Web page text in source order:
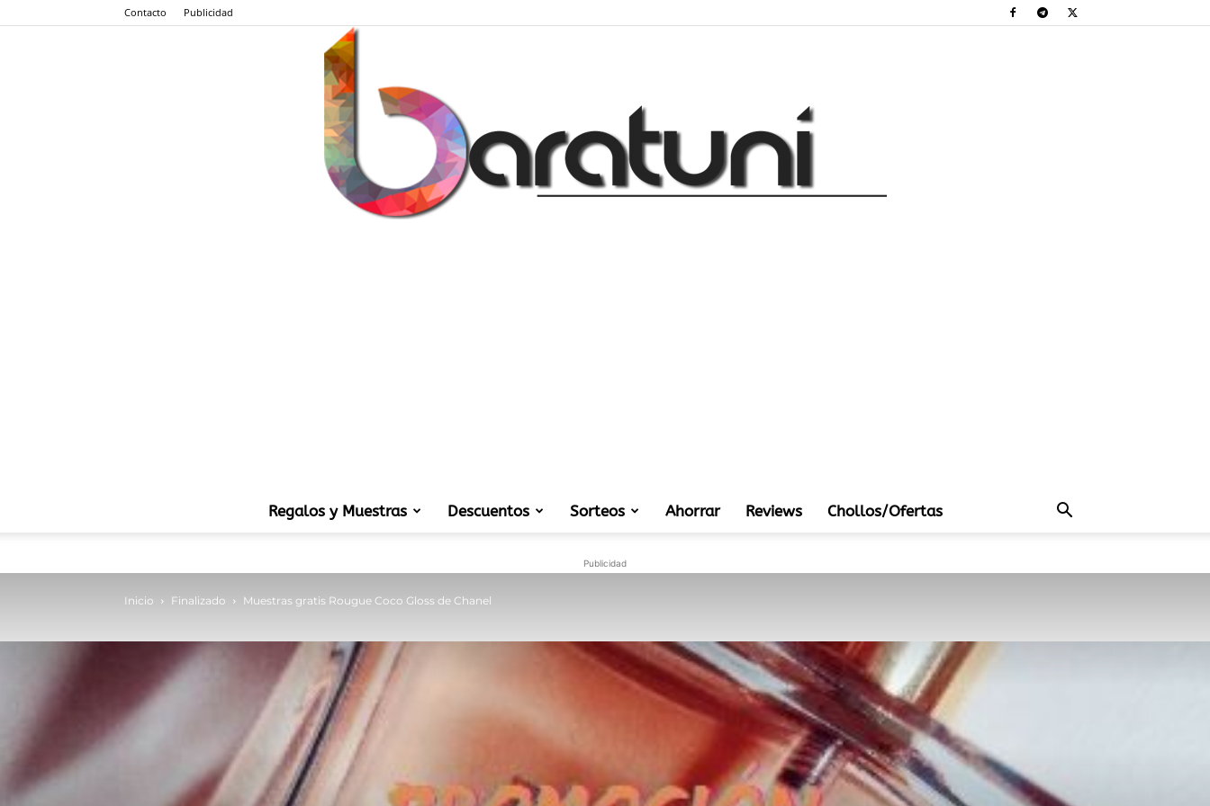
Contacto Publicidad
muestras
Regalos y Muestras Descuentos Sorteos Ahorrar Reviews Chollos/Ofertas
Publicidad
Inicio Finalizado Muestras gratis Rougue Coco Gloss de Chanel